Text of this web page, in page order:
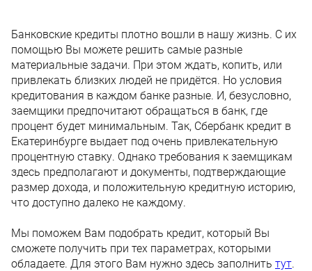
Банковские кредиты плотно вошли в нашу жизнь. С их
помощью Вы можете решить самые разные
материальные задачи. При этом ждать, копить, или
привлекать близких людей не придётся. Но условия
кредитования в каждом банке разные. И, безусловно,
заемщики предпочитают обращаться в банк, где
процент будет минимальным. Так, Сбербанк кредит в
Екатеринбурге выдает под очень привлекательную
процентную ставку. Однако требования к заемщикам
здесь предполагают и документы, подтверждающие
размер дохода, и положительную кредитную историю,
что доступно далеко не каждому.
Мы поможем Вам подобрать кредит, который Вы
сможете получить при тех параметрах, которыми
обладаете. Для этого Вам нужно здесь заполнить тут.